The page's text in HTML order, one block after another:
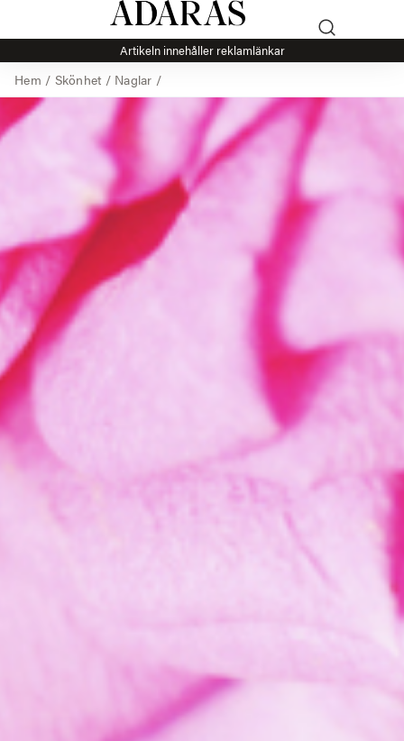
Artikeln innehåller reklamlänkar
Hem / Skönhet/ Naglar /